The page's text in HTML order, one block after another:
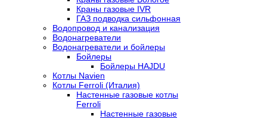
Краны газовые IVR
ГАЗ подводка сильфонная
Водопровод и канализация
Водонагреватели
Водонагреватели и бойлеры
Бойлеры
Бойлеры HAJDU
Котлы Navien
Котлы Ferroli (Италия)
Настенные газовые котлы
Ferroli
Настенные газовые